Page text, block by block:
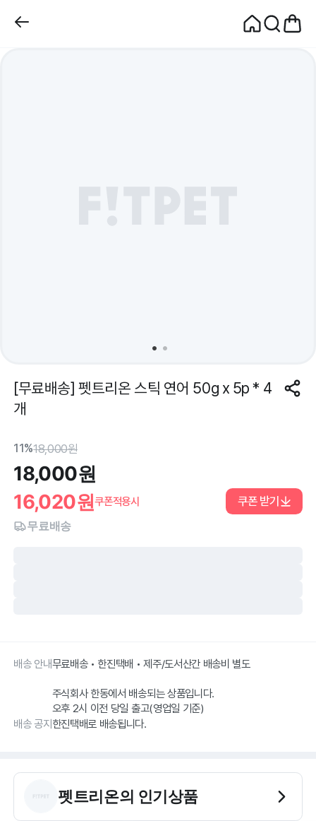
[무료배송] 펫트리온 스틱 연어 50g x 5p * 4
개
11%18,000원
18,000원
16,020원쿠폰적용시 쿠폰 받기
무료배송
배송 안내무료배송 • 한진택배 • 제주/도서산간 배송비 별도
주식회사 한동에서 배송되는 상품입니다.
오후 2시 이전 당일 출고(영업일 기준)
배송 공지한진택배로 배송됩니다.
펫트리온의 인기상품